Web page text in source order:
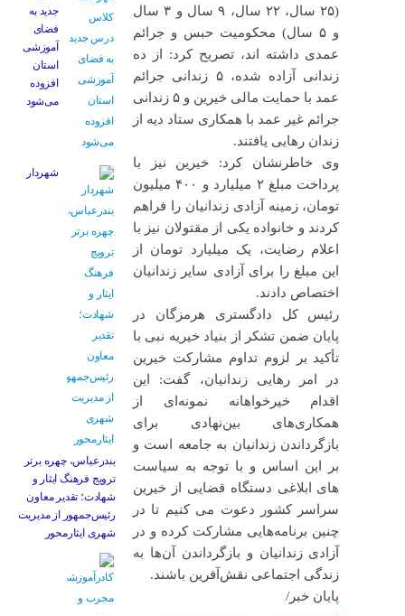
(۲۵ سال، ۲۲ سال، ۹ سال و ۳ سال
و ۵ سال) محکومیت حبس و جرائم
عمدی داشته اند، تصریح کرد: از ده
زندانی آزاده شده، ۵ زندانی جرائم
عمد با حمایت مالی خیرین و ۵ زندانی
جرائم غیر عمد با همکاری ستاد دیه از
زندان رهایی یافتند.
وی خاطرنشان کرد: خیرین نیز با
پرداخت مبلغ ۲ میلیارد و ۴۰۰ میلیون
تومان، زمینه آزادی زندانیان را فراهم
کردند و خانواده یکی از مقتولان نیز با
اعلام رضایت، یک میلیارد تومان از
این مبلغ را برای آزادی سایر زندانیان
اختصاص دادند.
رئیس کل دادگستری هرمزگان در
پایان ضمن تشکر از بنیاد خیریه نبی با
تأکید بر لزوم تداوم مشارکت خیرین
در امر رهایی زندانیان، گفت: این
اقدام خیرخواهانه نمونه‌ای از
همکاری‌های بین‌نهادی برای
بازگرداندن زندانیان به جامعه است و
بر این اساس و با توجه به سیاست
های ابلاغی دستگاه قضایی از خیرین
سراسر کشور دعوت می کنیم تا در
چنین برنامه‌هایی مشارکت کرده و در
آزادی زندانیان و بازگرداندن آن‌ها به
زندگی اجتماعی نقش‌آفرین باشند.
پایان خبر/
جدید به
فضای
آموزشی
استان
افزوده
می‌شود
شهردار
بندرعباس، چهره برتر
ترویج فرهنگ ایثار و
شهادت؛ تقدیر معاون
رئیس‌جمهور از مدیریت
شهری ایثارمحور